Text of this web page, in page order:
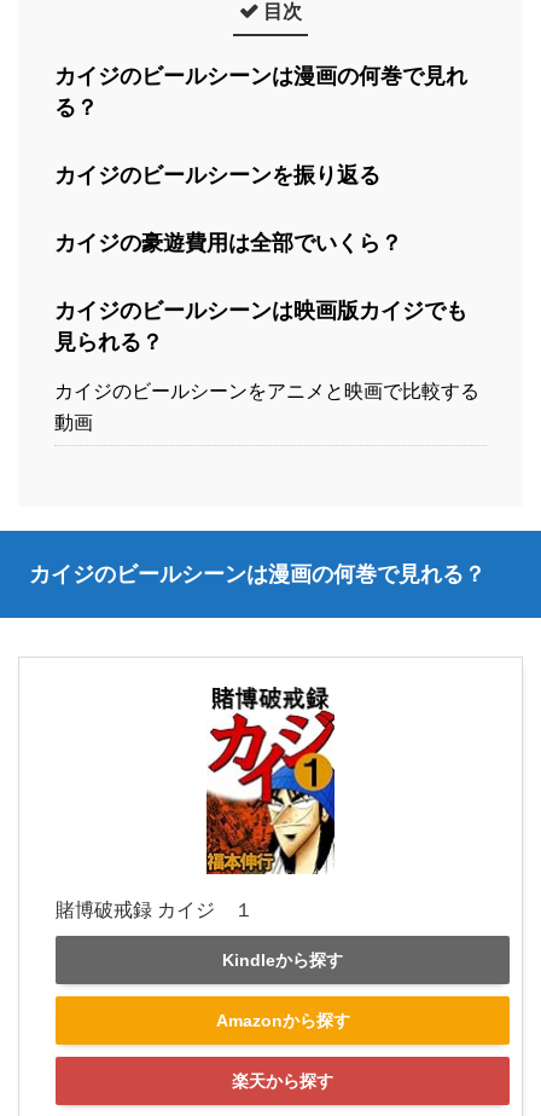
目次
カイジのビールシーンは漫画の何巻で見れ
る？
カイジのビールシーンを振り返る
カイジの豪遊費用は全部でいくら？
カイジのビールシーンは映画版カイジでも
見られる？
カイジのビールシーンをアニメと映画で比較する
動画
カイジのビールシーンは漫画の何巻で見れる？
賭博破戒録 カイジ １
Kindleから探す
Amazonから探す
楽天から探す